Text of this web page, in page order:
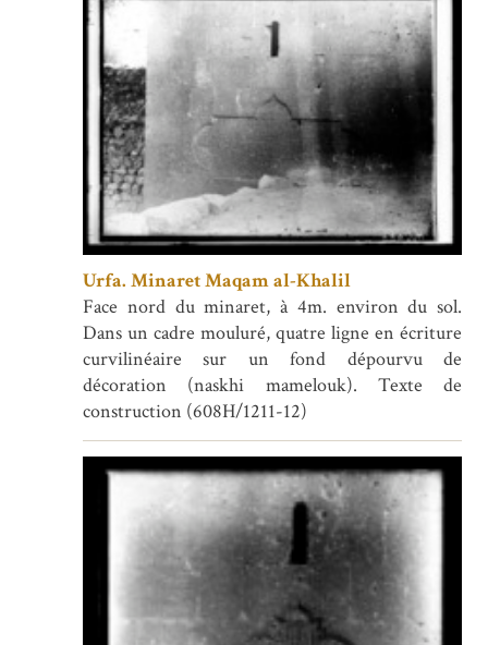
Urfa. Minaret Maqam al-Khalil
Face nord du minaret, à 4m. environ du sol.
Dans un cadre mouluré, quatre ligne en écriture
curvilinéaire sur un fond dépourvu de
décoration (naskhi mamelouk). Texte de
construction (608H/1211-12)